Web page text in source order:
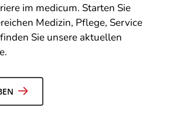
im medicum. Starten Sie
Medizin, Pflege, Service
Sie unsere aktuellen